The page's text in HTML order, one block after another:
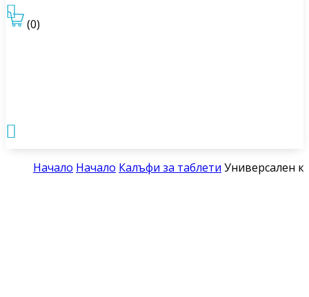
(0)


Начало Начало Калъфи за таблети Универсален